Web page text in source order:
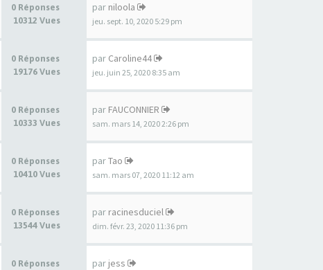
0 Réponses
10312 Vues
par niloola
jeu. sept. 10, 2020 5:29 pm
0 Réponses
19176 Vues
par Caroline44
jeu. juin 25, 2020 8:35 am
0 Réponses
10333 Vues
par FAUCONNIER
sam. mars 14, 2020 2:26 pm
0 Réponses
10410 Vues
parTao
sam. mars 07, 2020 11:12 am
0 Réponses
13544 Vues
par racinesduciel
dim. févr. 23, 2020 11:36 pm
0 Réponses
par jess